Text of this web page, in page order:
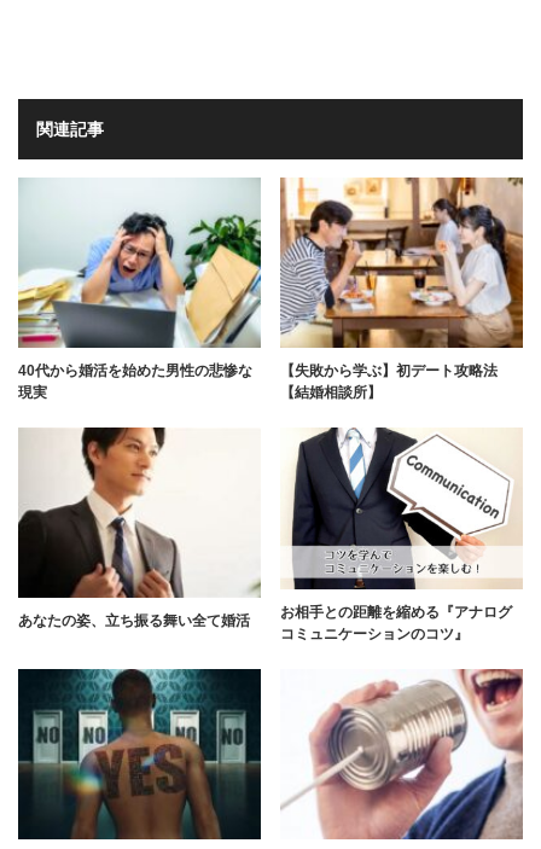
関連記事
40代から婚活を始めた男性の悲惨な
現実
【失敗から学ぶ】初デート攻略法
【結婚相談所】
あなたの姿、立ち振る舞い全て婚活
お相手との距離を縮める『アナログ
コミュニケーションのコツ』